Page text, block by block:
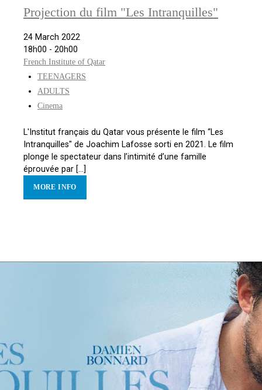
Projection du film "Les Intranquilles"
24 March 2022
18h00 - 20h00
French Institute of Qatar
TEENAGERS
ADULTS
Cinema
L'Institut français du Qatar vous présente le film “Les
Intranquilles" de Joachim Lafosse sorti en 2021. Le film
plonge le spectateur dans l’intimité d’une famille
éprouvée par [...]
MORE INFO